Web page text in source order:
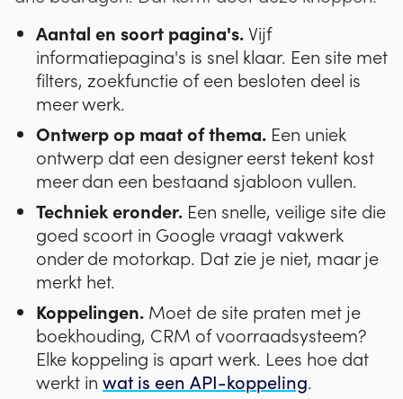
Aantal en soort pagina's.Vijf
informatiepagina's is snel klaar. Een site met
filters, zoekfunctie of een besloten deel is
meer werk.
Ontwerp op maat of thema. Een uniek
ontwerp dat een designer eerst tekent kost
meer dan een bestaand sjabloon vullen.
Techniek eronder. Een snelle, veilige site die
goed scoort in Google vraagt vakwerk
onder de motorkap. Dat zie je niet, maar je
merkt het.
Koppelingen. Moet de site praten met je
boekhouding, CRM of voorraadsysteem?
Elke koppeling is apart werk. Lees hoe dat
werkt in wat is een API-koppeling.